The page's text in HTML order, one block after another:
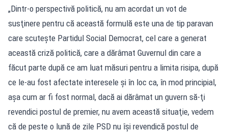
„Dintr-o perspectivă politică, nu am acordat un vot de
susţinere pentru că această formulă este una de tip paravan
care scuteşte Partidul Social Democrat, cel care a generat
această criză politică, care a dărâmat Guvernul din care a
făcut parte după ce am luat măsuri pentru a limita risipa, după
ce le-au fost afectate interesele şi în loc ca, în mod principial,
aşa cum ar fi fost normal, dacă ai dărâmat un guvern să-ţi
revendici postul de premier, nu avem această situaţie, vedem
că de peste o lună de zile PSD nu îşi revendică postul de